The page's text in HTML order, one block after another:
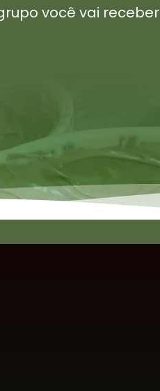
você vai receber